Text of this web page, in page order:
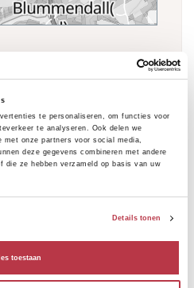
te personaliseren, om functies voor
te analyseren. Ook delen we
onze partners voor social media,
deze gegevens combineren met andere
ze hebben verzameld op basis van uw
Details tonen
toestaan
m Δ0 m Export CSV